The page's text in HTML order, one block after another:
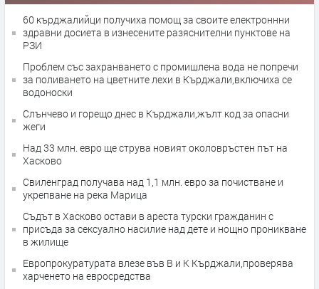
60 кърджалийци получиха помощ за своите електроннни
здравни досиета в изнесените разяснителни пунктове на
РЗИ
Проблем със захранването с промишлена вода не попречи
за поливането на цветните лехи в Кърджали,включиха се
водоноски
Слънчево и горещо днес в Кърджали,жълт код за опасни
жеги
Над 33 млн. евро ще струва новият околовръстен път на
Хасково
Свиленград получава над 1,1 млн. евро за почистване и
укрепване на река Марица
Съдът в Хасково остави в ареста турски гражданин с
присъда за сексуално насилие над дете и нощно проникване
в жилище
Европрокуратурата влезе във В и К Кърджали,проверява
харченето на евросредства